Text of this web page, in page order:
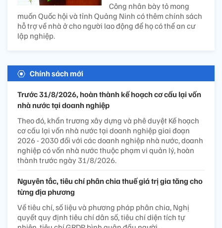
Công nhân bày tỏ mong
muốn Quốc hội và tỉnh Quảng Ninh có thêm chính sách
hỗ trợ về nhà ở cho người lao động để họ có thể an cư
lập nghiệp.
Chính sách mới
Trước 31/8/2026, hoàn thành kế hoạch cơ cấu lại vốn
nhà nước tại doanh nghiệp
Theo đó, khẩn trương xây dựng và phê duyệt Kế hoạch
cơ cấu lại vốn nhà nước tại doanh nghiệp giai đoạn
2026 - 2030 đối với các doanh nghiệp nhà nước, doanh
nghiệp có vốn nhà nước thuộc phạm vi quản lý, hoàn
thành trước ngày 31/8/2026.
Nguyên tắc, tiêu chí phân chia thuế giá trị gia tăng cho
từng địa phương
Về tiêu chí, số liệu và phương pháp phân chia, Nghị
quyết quy định tiêu chí dân số, tiêu chí diện tích tự